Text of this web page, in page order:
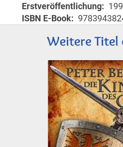
Erstveröffentlichung
ISBN E-Book
Weitere Titel